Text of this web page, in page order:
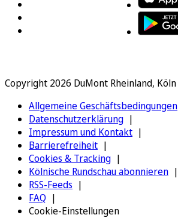
Copyright 2026 DuMont Rheinland, Köln
Allgemeine Geschäftsbedingungen
Datenschutzerklärung
Impressum und Kontakt
Barrierefreiheit
Cookies & Tracking
Kölnische Rundschau abonnieren
RSS-Feeds
FAQ
Cookie-Einstellungen